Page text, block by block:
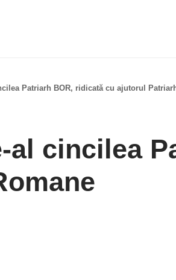
Patriarh BOR, ridicată cu ajutorul
cincilea